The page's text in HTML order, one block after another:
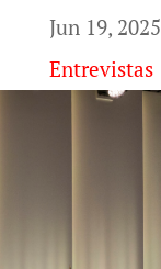
Jun 19, 2025
Entrevistas